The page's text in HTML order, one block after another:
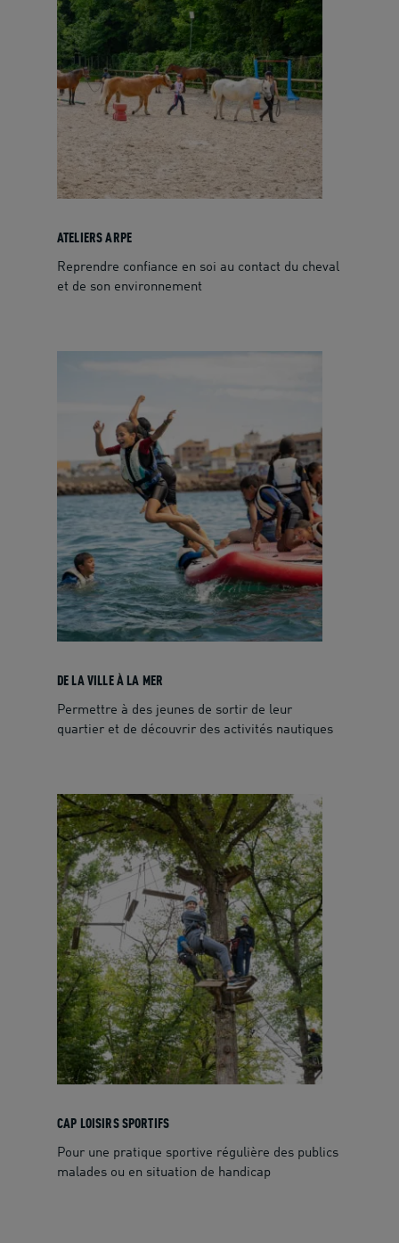
ATELIERS ARPE
Reprendre confiance en soi au contact du cheval
et de son environnement
DE LA VILLE À LA MER
Permettre à des jeunes de sortir de leur
quartier et de découvrir des activités nautiques
CAP LOISIRS SPORTIFS
Pour une pratique sportive régulière des publics
malades ou en situation de handicap